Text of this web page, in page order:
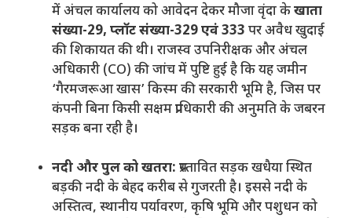
में अंचल कार्यालय को आवेदन देकर मौजा वृंदा केखाता
संख्या-29, प्लॉट संख्या-329 एवं 333 पर अवैध खुदाई
की शिकायत की थी। राजस्व उपनिरीक्षक और अंचल
अधिकारी (CO) की जांच में पुष्टि हुई है कि यह जमीन
‘गैरमजरूआ खास’ किस्म की सरकारी भूमि है, जिस पर
कंपनी बिना किसी सक्षम प्राधिकारी की अनुमति के जबरन
सड़क बना रही है।
नदी और पुल को खतरा: प्रस्तावित सड़क खधैया स्थित
बड़की नदी के बेहद करीब से गुजरती है। इससे नदी के
अस्तित्व, स्थानीय पर्यावरण, कृषि भूमि और पशुधन को